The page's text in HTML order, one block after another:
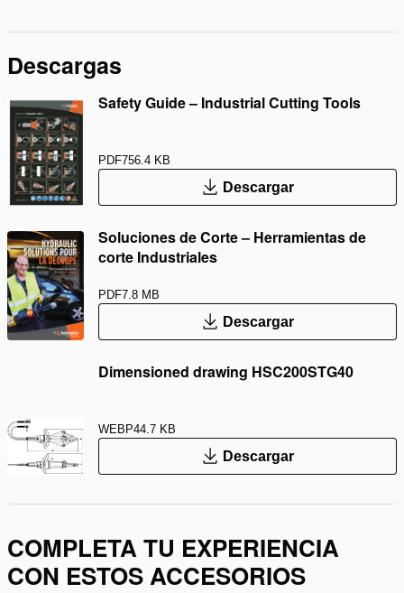
Descargas
Safety Guide – Industrial Cutting Tools
PDF756.4 KB
Descargar
Soluciones de Corte – Herramientas de
corte Industriales
PDF7.8 MB
Descargar
Dimensioned drawing HSC200STG40
WEBP44.7 KB
Descargar
COMPLETA TU EXPERIENCIA
CON ESTOS ACCESORIOS